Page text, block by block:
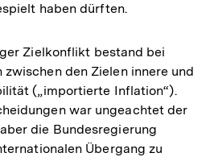
haben dürften.
Zielkonflikt bestand bei
den Zielen innere und
(„importierte Inflation“).
war ungeachtet der
die Bundesregierung
Übergang zu